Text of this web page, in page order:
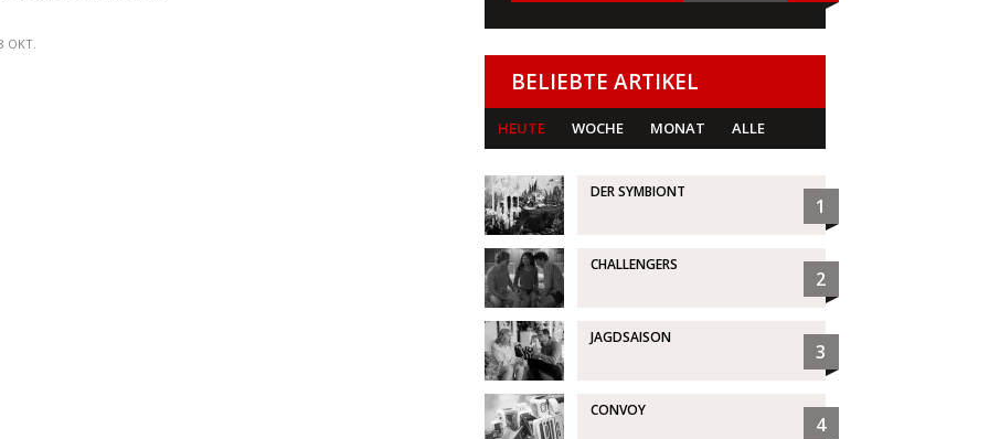
OKT.
BELIEBTE ARTIKEL
HEUTE WOCHE MONAT ALLE
DER SYMBIONT
1
CHALLENGERS
2
JAGDSAISON
3
CONVOY
4